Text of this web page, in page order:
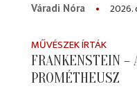
Váradi Nóra
2026.
MŰVÉSZEK ÍRTÁK
FRANKENSTEIN –
PROMÉTHEUSZ